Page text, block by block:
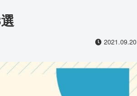
2021.09.20